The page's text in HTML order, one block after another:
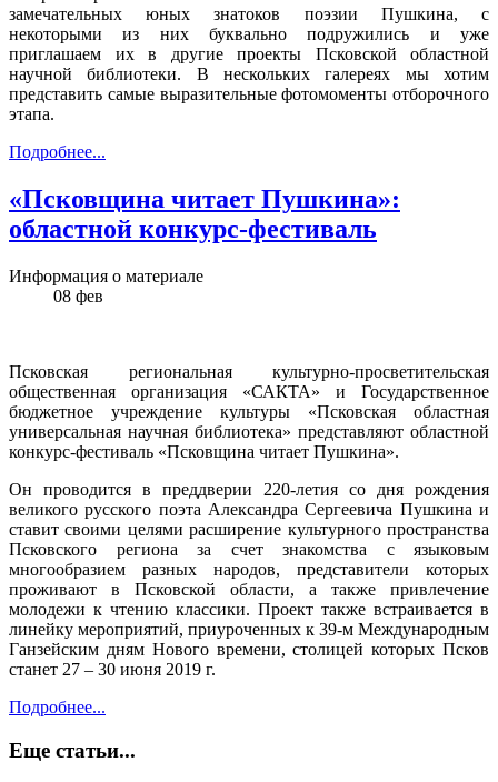
замечательных юных знатоков поэзии Пушкина, с
некоторыми из них буквально подружились и уже
приглашаем их в другие проекты Псковской областной
научной библиотеки. В нескольких галереях мы хотим
представить самые выразительные фотомоменты отборочного
этапа.
Подробнее...
«Псковщина читает Пушкина»:
областной конкурс-фестиваль
Информация о материале
08 фев
Псковская региональная культурно-просветительская
общественная организация «САКТА» и Государственное
бюджетное учреждение культуры «Псковская областная
универсальная научная библиотека» представляют областной
конкурс-фестиваль «Псковщина читает Пушкина».
Он проводится в преддверии 220-летия со дня рождения
великого русского поэта Александра Сергеевича Пушкина и
ставит своими целями расширение культурного пространства
Псковского региона за счет знакомства с языковым
многообразием разных народов, представители которых
проживают в Псковской области, а также привлечение
молодежи к чтению классики. Проект также встраивается в
линейку мероприятий, приуроченных к 39-м Международным
Ганзейским дням Нового времени, столицей которых Псков
станет 27 – 30 июня 2019 г.
Подробнее...
Еще статьи...